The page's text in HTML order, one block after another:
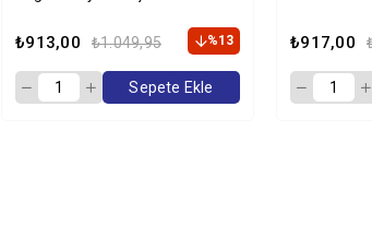
Maması 2kg
₺913,00 ₺1.049,95 %13
Sepete Ekle
₺917,00